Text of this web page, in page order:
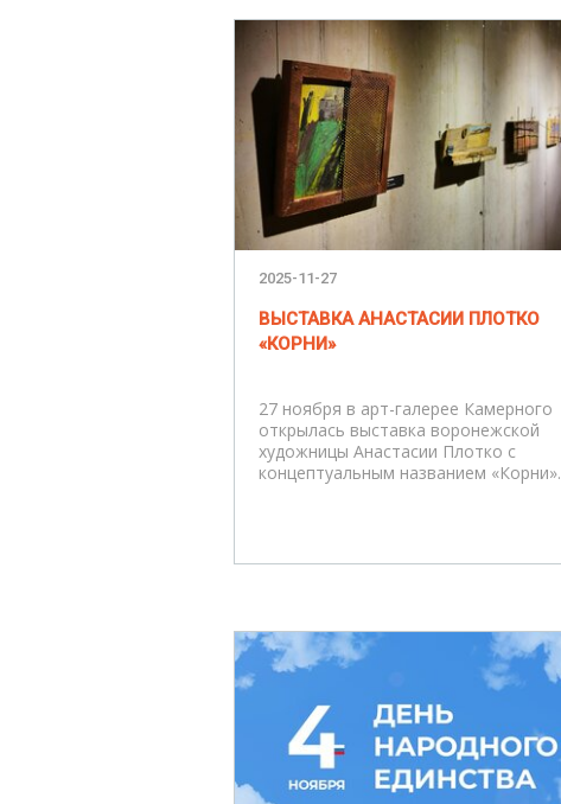
2025-11-27
ВЫСТАВКА АНАСТАСИИ ПЛОТКО
«КОРНИ»
27 ноября в арт-галерее Камерного
открылась выставка воронежской
художницы Анастасии Плотко с
концептуальным названием «Корни».